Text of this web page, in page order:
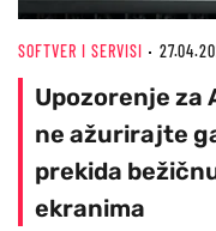
SOFTVER I SERVISI
Upozorenje za
ne ažurirajte
prekida
ekranima